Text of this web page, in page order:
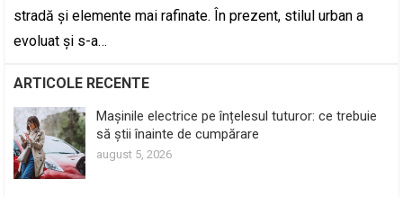
stradă și elemente mai rafinate. În prezent, stilul urban a
evoluat și s-a…
ARTICOLE RECENTE
Mașinile electrice pe înțelesul tuturor: ce trebuie
să știi înainte de cumpărare
august 5, 2026